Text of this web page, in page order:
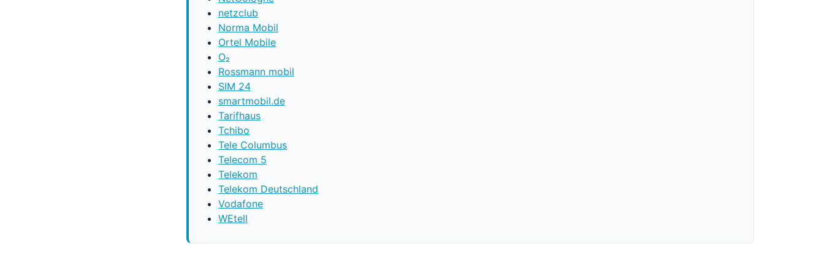
netzclub
Norma Mobil
Ortel Mobile
O₂
Rossmann mobil
SIM 24
smartmobil.de
Tarifhaus
Tchibo
Tele Columbus
Telecom 5
Telekom
Telekom Deutschland
Vodafone
WEtell